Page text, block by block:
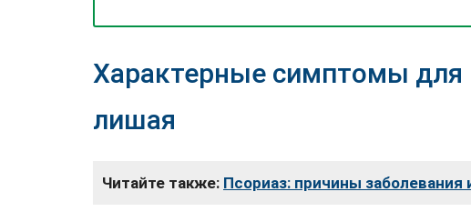
Характерные симптомы
лишая
Читайте также: Псориаз: причины